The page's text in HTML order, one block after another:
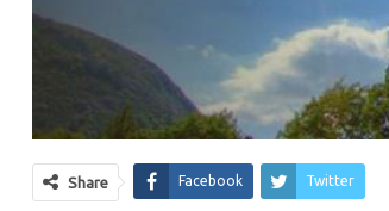
Share Facebook Twitter